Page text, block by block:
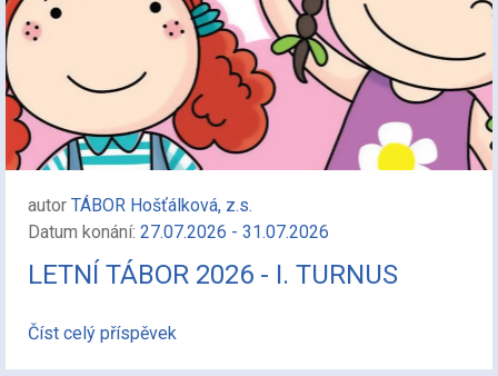
autor TÁBOR Hošťálková, z.s.
Datum konání: 27.07.2026 - 31.07.2026
LETNÍ TÁBOR 2026 - I. TURNUS
Číst celý příspěvek